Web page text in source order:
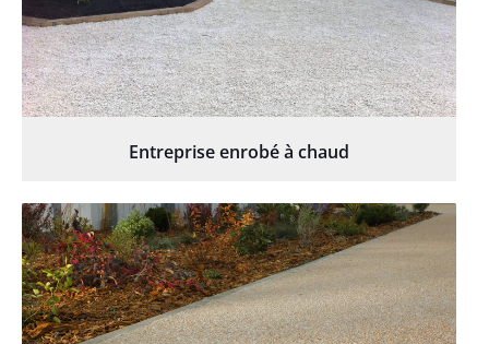
Entreprise enrobé à chaud